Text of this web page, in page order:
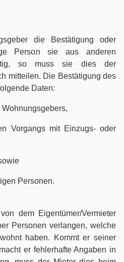
die Bestätigung oder
Person sie aus anderen
so muss sie dies der
mitteilen. Die Bestätigung des
Daten:
Vorgangs mit Einzugs- oder
Personen.
dem Eigentümer/Vermieter
Personen verlangen, welche
haben. Kommt er seiner
er fehlerhafte Angaben in